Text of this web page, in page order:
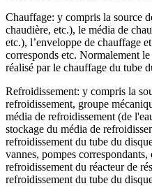
Chauffage: y compris la source
chaudière, etc.), le média de
etc.), l’enveloppe de chauffage
corresponds etc. Normalement
réalisé par le chauffage du tube
Refroidissement: y compris la
refroidissement, groupe
média de refroidissement (de
stockage du média de
refroidissement du tube du
vannes, pompes
refroidissement du réacteur de
refroidissement du tube du